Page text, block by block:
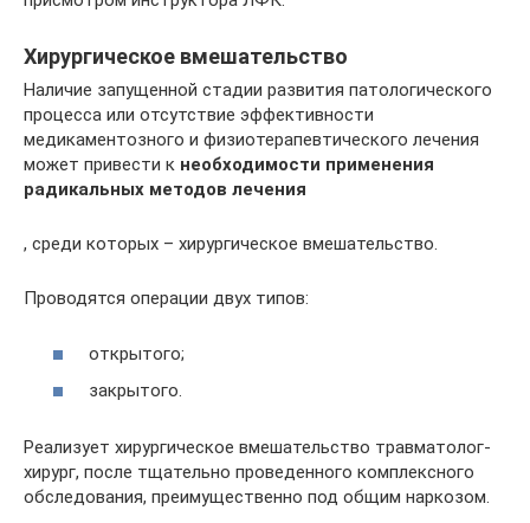
Хирургическое вмешательство
Наличие запущенной стадии развития патологического
процесса или отсутствие эффективности
медикаментозного и физиотерапевтического лечения
может привести к необходимости применения
радикальных методов лечения
, среди которых – хирургическое вмешательство.
Проводятся операции двух типов:
открытого;
закрытого.
Реализует хирургическое вмешательство травматолог-
хирург, после тщательно проведенного комплексного
обследования, преимущественно под общим наркозом.